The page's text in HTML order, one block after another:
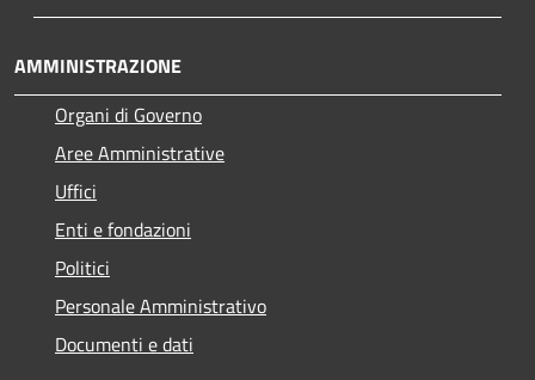
AMMINISTRAZIONE
Organi di Governo
Aree Amministrative
Uffici
Enti e fondazioni
Politici
Personale Amministrativo
Documenti e dati